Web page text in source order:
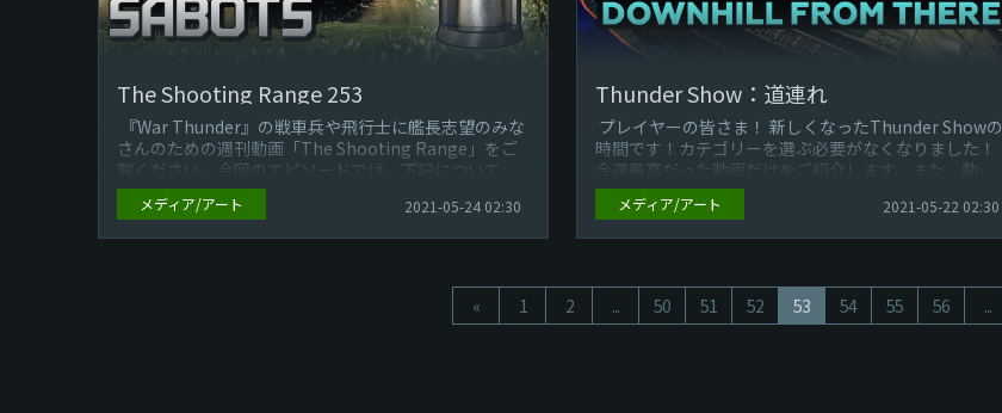
The Shooting Range 253
『War Thunder』の戦車兵や飛行士に艦長志望のみな
さんのための週刊動画「The Shooting Range」をご
覧ください。今回のエピソードでは、下記についてご
紹介して...
メディア/アート 2021-05-24 02:30
Thunder Show：道連れ
プレイヤーの皆さま！ 新しくなったThunder Showの
時間です！カテゴリーを選ぶ必要がなくなりました！
今週最高だった動画だけをご紹介します。また、動画
の最後で、よ...
メディア/アート 2021-05-22 02:30
« 1 2 ... 50 51 52 53 54 55 56 ...